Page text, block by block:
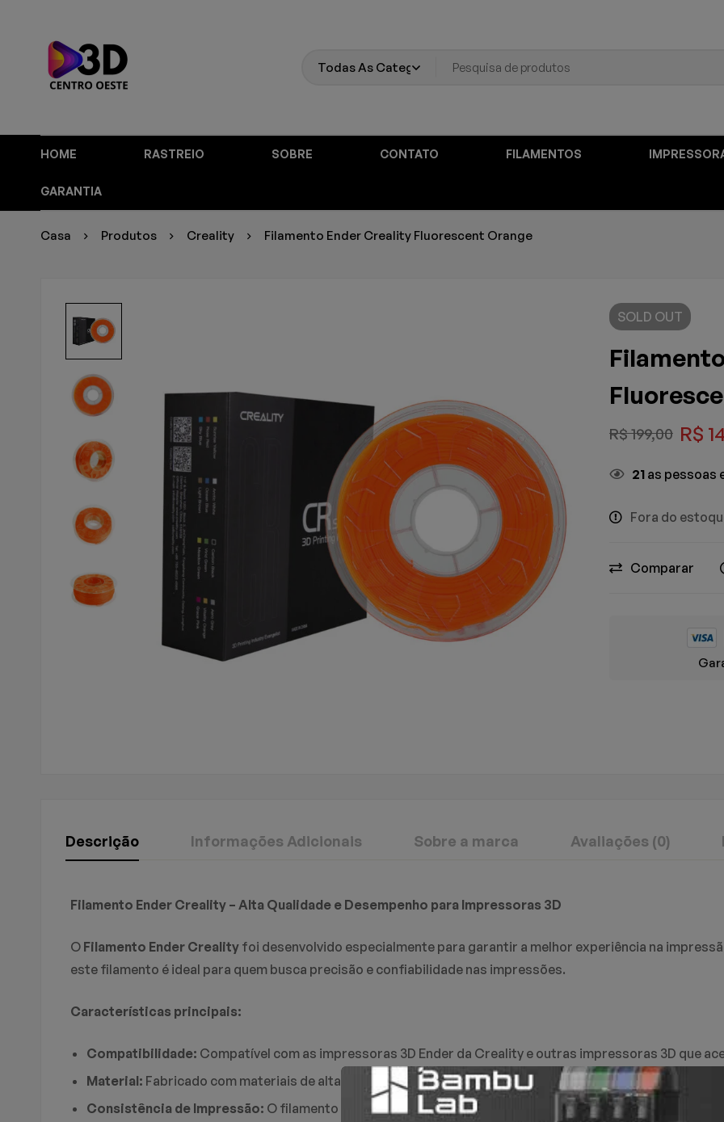
HOME RASTREIO SOBRE CONTATO FILAMENTOS
GARANTIA
Casa Produtos Creality Filamento Ender Creality Fluorescent Orange
SOLD OUT
R$199,00 R$
21 as pessoas
Fora do
Comparar
Descrição Informações Adicionais Sobre a marca Avaliações (0)
Filamento Ender Creality – Alta Qualidade e Desempenho para Impressoras 3D
O Filamento Ender Creality foi desenvolvido especialmente para garantir a melhor experiência na
este filamento é ideal para quem busca precisão e confiabilidade nas impressões.
Características principais:
Compatibilidade: Compatível com as impressoras 3D Ender da Creality e outras impressoras 3D que
Material: Fabricado com materiais de alta qualidade, proporcionando excelente aderência à mesa de
Consistência de Impressão: O filamento possui um diâmetro preciso e constante, evitando
Peso
1,250 kg
Creality Avaliação E Revisão
Baseado em 0 avaliações
Perguntas & Respostas
0 Perguntas